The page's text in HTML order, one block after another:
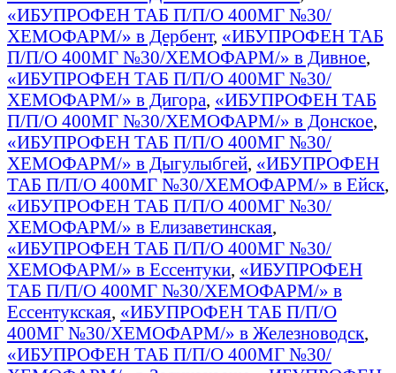
«ИБУПРОФЕН ТАБ П/П/О 400МГ №30/
ХЕМОФАРМ/» в Дербент, «ИБУПРОФЕН ТАБ
П/П/О 400МГ №30/ХЕМОФАРМ/» в Дивное,
«ИБУПРОФЕН ТАБ П/П/О 400МГ №30/
ХЕМОФАРМ/» в Дигора, «ИБУПРОФЕН ТАБ
П/П/О 400МГ №30/ХЕМОФАРМ/» в Донское,
«ИБУПРОФЕН ТАБ П/П/О 400МГ №30/
ХЕМОФАРМ/» в Дыгулыбгей, «ИБУПРОФЕН
ТАБ П/П/О 400МГ №30/ХЕМОФАРМ/» в Ейск,
«ИБУПРОФЕН ТАБ П/П/О 400МГ №30/
ХЕМОФАРМ/» в Елизаветинская,
«ИБУПРОФЕН ТАБ П/П/О 400МГ №30/
ХЕМОФАРМ/» в Ессентуки, «ИБУПРОФЕН
ТАБ П/П/О 400МГ №30/ХЕМОФАРМ/» в
Ессентукская, «ИБУПРОФЕН ТАБ П/П/О
400МГ №30/ХЕМОФАРМ/» в Железноводск,
«ИБУПРОФЕН ТАБ П/П/О 400МГ №30/